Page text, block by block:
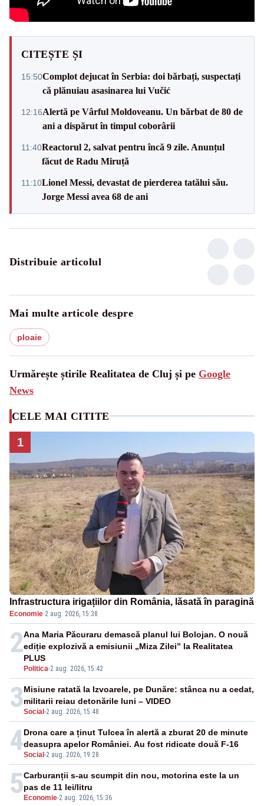
CITEȘTE ȘI
15:50Complot dejucat în Serbia: doi bărbați, suspectați
că plănuiau asasinarea lui Vučić
12:16Alertă pe Vârful Moldoveanu. Un bărbat de 80 de
ani a dispărut în timpul coborârii
11:40Reactorul 2, salvat pentru încă 9 zile. Anunțul
făcut de Radu Miruță
11:10Lionel Messi, devastat de pierderea tatălui său.
Jorge Messi avea 68 de ani
Distribuie articolul
Mai multe articole despre
ploaie
Urmărește știrile Realitatea de Cluj și pe Google
News
CELE MAI CITITE
1
Infrastructura irigațiilor din România, lăsată în paragină
Economie·2 aug. 2026, 15:38
2
Politica-2 aug. 2026, 15:42
Ana Maria Păcuraru demască planul lui Bolojan. O nouă
ediție explozivă a emisiunii „Miza Zilei” la Realitatea
PLUS
3Social -2 aug. 2026, 15:48
Misiune ratată la Izvoarele, pe Dunăre: stânca nu a cedat,
militarii reiau detonările luni – VIDEO
4Social -2 aug. 2026, 19:28
Drona care a ținut Tulcea în alertă a zburat 20 de minute
deasupra apelor României. Au fost ridicate două F-16
5 Economie-2 aug. 2026, 15:36
Carburanții s-au scumpit din nou, motorina este la un
pas de 11 lei/litru